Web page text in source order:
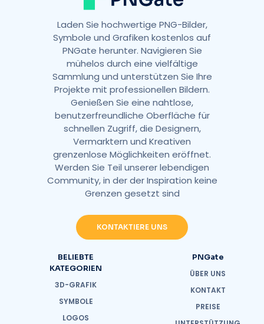
Laden Sie hochwertige PNG-Bilder,
Symbole und Grafiken kostenlos auf
PNGate herunter. Navigieren Sie
mühelos durch eine vielfältige
Sammlung und unterstützen Sie Ihre
Projekte mit professionellen Bildern.
Genießen Sie eine nahtlose,
benutzerfreundliche Oberfläche für
schnellen Zugriff, die Designern,
Vermarktern und Kreativen
grenzenlose Möglichkeiten eröffnet.
Werden Sie Teil unserer lebendigen
Community, in der der Inspiration keine
Grenzen gesetzt sind
KONTAKTIERE UNS
BELIEBTE
KATEGORIEN
3D-GRAFIK
SYMBOLE
LOGOS
PNGate
ÜBER UNS
KONTAKT
PREISE